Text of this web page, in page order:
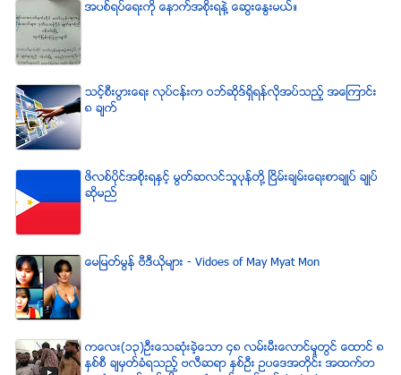
အပစ္ရပ္ေရးကို ေနာက္အစိုးရနဲ႔ ေဆြးေႏြးမယ္။
သင့္စီးပြားေရး လုပ္ငန္းက ဝဘ္ဆိုဒ္ရွိရန္လိုအပ္သည့္ အေၾကာင္း
၈ ခ်က္
ဖိလစ္ပိုင္အစိုးရႏွင့္ မြတ္ဆလင္သူပုန္တို႔ ၿငိမ္းခ်မ္းေရးစာခ်ဳပ္ ခ်ဳပ္
ဆိုမည္
ေမျမတ္မြန္ ဗီဒီယုိမ်ား - Vidoes of May Myat Mon
ကေလး(၁၃)ဦးေသဆံုးခဲ့ေသာ ၄၈ လမ္းမီးေလာင္မႈတြင္ ေထာင္ ၈
ႏွစ္စီ ခ်မွတ္ခံရသည့္ ဗလီဆရာ ႏွစ္ဦး ဥပေဒအတိုင္း အထက္တ